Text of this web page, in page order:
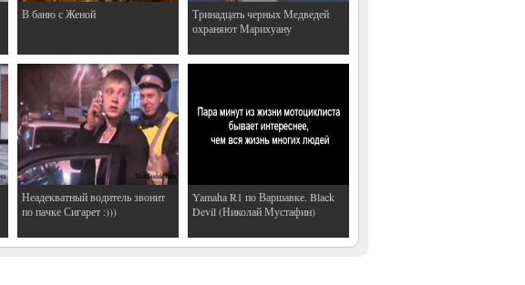
В баню с Женой
Тринадцать черных Медведей
охраняют Марихуану
Неадекватный водитель звонит
по пачке Сигарет :)))
Yamaha R1 по Варшавке. Black
Devil (Николай Мустафин)